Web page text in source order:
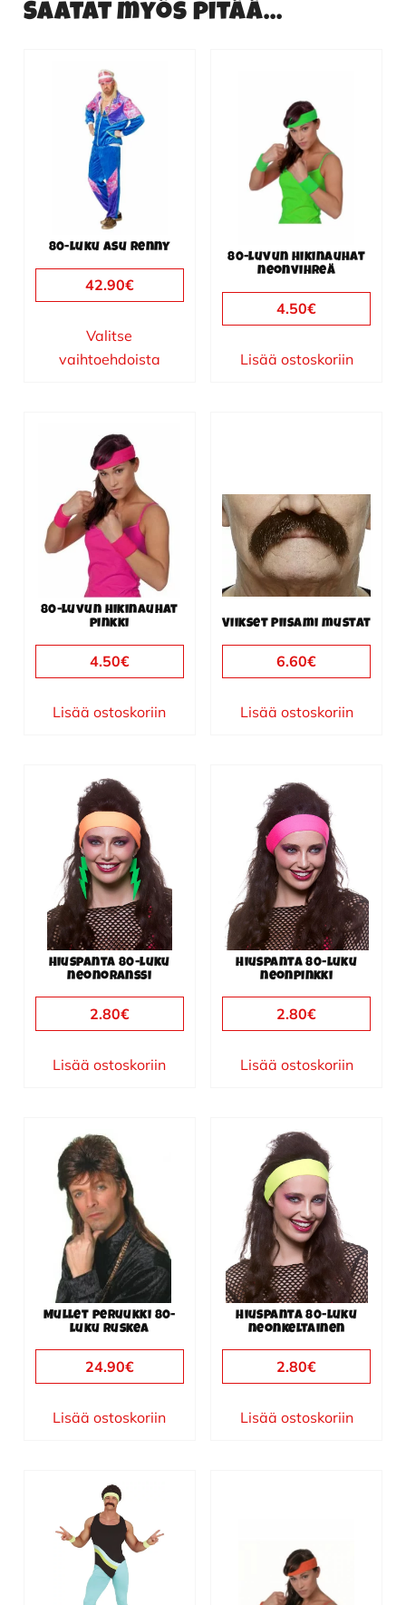
Saatat myös pitää...
80-luku asu Renny
42.90€
Valitse
vaihtoehdoista
tuotteella
useampi
muunnelma.
valinnat
80-luvun hikinauhat
neonvihreä
4.50€
Lisää ostoskoriin
80-luvun hikinauhat
pinkki
4.50€
Lisää ostoskoriin
Viikset Piisami mustat
6.60€
Lisää ostoskoriin
Hiuspanta 80-luku
neonoranssi
2.80€
Lisää ostoskoriin
Hiuspanta 80-luku
neonpinkki
2.80€
Lisää ostoskoriin
Mullet peruukki 80-
luku ruskea
24.90€
Lisää ostoskoriin
Hiuspanta 80-luku
neonkeltainen
2.80€
Lisää ostoskoriin
tuotteella
muunnelma.